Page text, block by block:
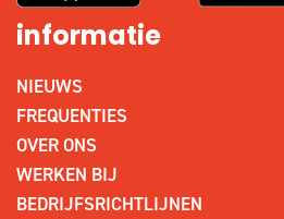
informatie
NIEUWS
FREQUENTIES
OVER ONS
WERKEN BIJ
BEDRIJFSRICHTLIJNEN